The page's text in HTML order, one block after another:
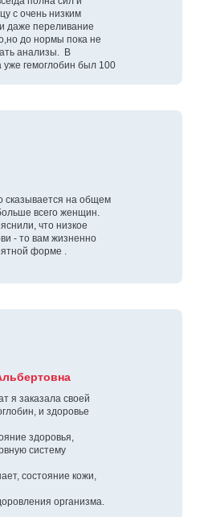
с очень низким
даже переливание
до нормы пока не
анализы. В
гемоглобин был 100
сказывается на общем
всего женщин.
что низкое
- то вам жизненно
форме .
я заказала своей
и здоровье
здоровья,
систему
состояние кожи,
организма.